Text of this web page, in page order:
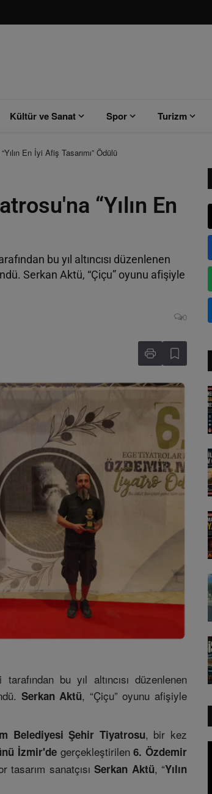
Kültür ve Sanat Spor Turizm
En İyi Afiş Tasarımı” Ödülü
“Yılın En
bu yıl altıncısı düzenlenen
Serkan Aktü, “Çiçu” oyunu afişiyle
0
bu yıl altıncısı düzenlenen
Serkan Aktü, “Çiçu” oyunu afişiyle
Belediyesi Şehir Tiyatrosu, bir kez
İzmir'de gerçekleştirilen6. Özdemir
tasarım sanatçısıSerkan Aktü, “Yılın